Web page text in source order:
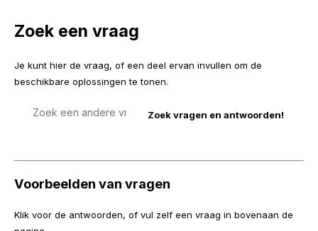
Zoek een vraag
Je kunt hier de vraag, of een deel ervan invullen om de
beschikbare oplossingen te tonen.
Voorbeelden van vragen
Klik voor de antwoorden, of vul zelf een vraag in bovenaan de